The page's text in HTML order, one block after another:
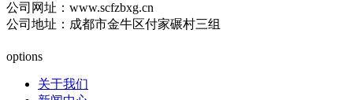
公司网址：www.scfzbxg.cn
公司地址：成都市金牛区付家碾村三组
options
关于我们